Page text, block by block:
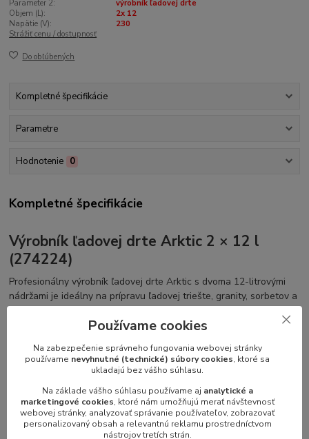
Parameter 2:
výrobník ľadovej drte
Objem (L):
2x 12
Napätie (V):
230
Strážiť cenu / dostupnosť
Do obľúbených
Kompletné špecifikácie
Parametre
Hodnotenie 0
Kompletné špecifikácie
Výrobník ľadovej drte Arktic 2 × 12 l
(274224)
Profesionálny výrobník ľadovej drte Arktic s dvoma 12-litrovými
nádržami je ideálny na prípravu ľadovej triešte, granity, sorbetov a
chladených nápojov. Vďaka samostatným nádržiam môžete
súčasne ponúkať dva rôzne druhy nápojov. Elektronická regulácia
ľadovej drte, zatiaľ čo výkonný kompresor zabezpečuje stabilný
výkon aj počas intenzívnej prevádzky.
Podsvietené nádoby zvyšujú atraktivitu prezentovaných nápojov a
odnímateľné nádrže výrazne uľahčujú čistenie. Zariadenie je
vybavené denným a nočným režimom prevádzky, čo pomáha
optimalizovať spotrebu energie.
Používame cookies
Na zabezpečenie správneho fungovania webovej stránky
používame nevyhnutné (technické) súbory cookies, ktoré sa
ukladajú bez vášho súhlasu.
Na základe vášho súhlasu používame aj analytické a
marketingové cookies, ktoré nám umožňujú merať návštevnosť
webovej stránky, analyzovať správanie používateľov, zobrazovať
personalizovaný obsah a relevantnú reklamu prostredníctvom
nástrojov tretích strán.